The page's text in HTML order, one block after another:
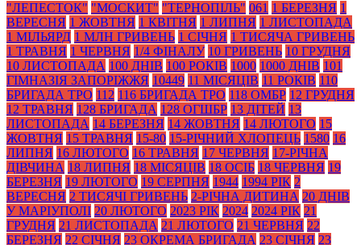
"ЛЕПЕСТОК" "МОСКИТ" "ТЕРНОПІЛЬ" 061 1 БЕРЕЗНЯ 1
ВЕРЕСНЯ 1 ЖОВТНЯ 1 КВІТНЯ 1 ЛИПНЯ 1 ЛИСТОПАДА
1 МІЛЬЯРД 1 МЛН ГРИВЕНЬ 1 СІЧНЯ 1 ТИСЯЧА ГРИВЕНЬ
1 ТРАВНЯ 1 ЧЕРВНЯ 1/4 ФІНАЛУ 10 ГРИВЕНЬ 10 ГРУДНЯ
10 ЛИСТОПАДА 100 ДНІВ 100 РОКІВ 1000 1000 ДНІВ 101
ГІМНАЗІЯ ЗАПОРІЖЖЯ 10449 11 МІСЯЦІВ 11 РОКІВ 110
БРИГАДА ТРО 112 116 БРИГАДА ТРО 118 ОМБР 12 ГРУДНЯ
12 ТРАВНЯ 128 БРИГАДА 128 ОГШБР 13 ДІТЕЙ 13
ЛИСТОПАДА 14 БЕРЕЗНЯ 14 ЖОВТНЯ 14 ЛЮТОГО 15
ЖОВТНЯ 15 ТРАВНЯ 15-80 15-РІЧНИЙ ХЛОПЕЦЬ 1580 16
ЛИПНЯ 16 ЛЮТОГО 16 ТРАВНЯ 17 ЧЕРВНЯ 17-РІЧНА
ДІВЧИНА 18 ЛИПНЯ 18 МІСЯЦІВ 18 ОСІБ 18 ЧЕРВНЯ 19
БЕРЕЗНЯ 19 ЛЮТОГО 19 СЕРПНЯ 1944 1994 РІК 2
ВЕРЕСНЯ 2 ТИСЯЧІ ГРИВЕНЬ 2-РІЧНА ДИТИНА 20 ДНІВ
У МАРІУПОЛІ 20 ЛЮТОГО 2023 РІК 2024 2024 РІК 21
ГРУДНЯ 21 ЛИСТОПАДА 21 ЛЮТОГО 21 ЧЕРВНЯ 22
БЕРЕЗНЯ 22 СІЧНЯ 23 ОКРЕМА БРИГАДА 23 СІЧНЯ 23